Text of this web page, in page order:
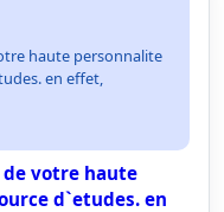
haute personnalite
en effet,
votre haute
d`etudes. en